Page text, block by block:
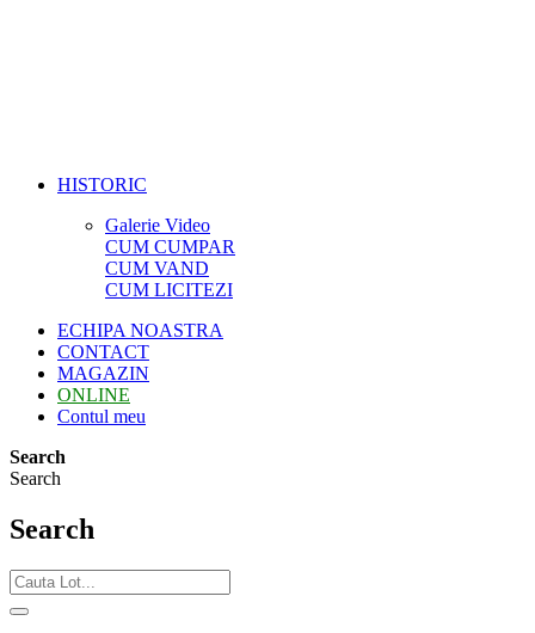
HISTORIC
Galerie Video
CUM CUMPAR
CUM VAND
CUM LICITEZI
ECHIPA NOASTRA
CONTACT
MAGAZIN
ONLINE
Contul meu
Search
Search
Search